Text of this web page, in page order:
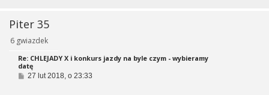
Piter 35
6 gwiazdek
Re: CHLEJADY X i konkurs jazdy na byle czym - wybieramy
datę
P27 lut 2018, o 23:33